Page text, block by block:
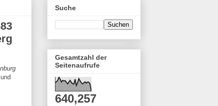
Suche
Gesamtzahl der
Seitenaufrufe
640,257